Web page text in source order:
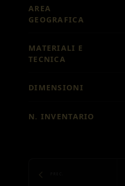
AREA
GEOGRAFICA
MATERIALI E
TECNICA
DIMENSIONI
N. INVENTARIO